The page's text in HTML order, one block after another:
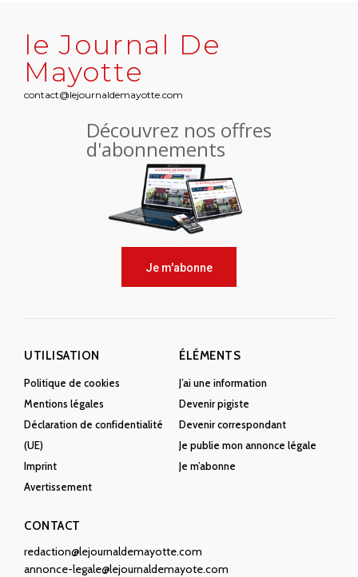
le Journal De
Mayotte
contact@lejournaldemayotte.com
Découvrez nos offres
d'abonnements
Je m'abonne
UTILISATION
Politique de cookies
Mentions légales
Déclaration de confidentialité
(UE)
Imprint
Avertissement
ÉLÉMENTS
J’ai une information
Devenir pigiste
Devenir correspondant
Je publie mon annonce légale
Je m’abonne
CONTACT
redaction@lejournaldemayotte.com
annonce-legale@lejournaldemayote.com